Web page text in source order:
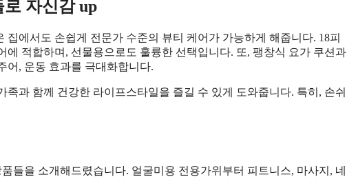
자신감 up
에서도 손쉽게 전문가 수준의 뷰티 케어가 가능하게 해줍니다. 18피
적합하며, 선물용으로도 훌륭한 선택입니다. 또, 팽창식 요가 쿠션과
어, 운동 효과를 극대화합니다.
과 함께 건강한 라이프스타일을 즐길 수 있게 도와줍니다. 특히, 손쉬
들을 소개해드렸습니다. 얼굴미용 전용가위부터 피트니스, 마사지, 네